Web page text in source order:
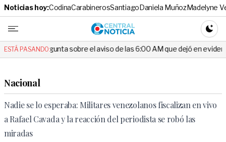
Noticias hoy:CodinaCarabinerosSantiagoDaniela MuñozMadelyne
Central
ESTÁ PASANDO:
sobre el aviso de las 6:00 AM que dejó en evidencia al Delegado
Nacional
Nadie se lo esperaba: Militares venezolanos fiscalizan en vivo
a Rafael Cavada y la reacción del periodista se robó las
miradas